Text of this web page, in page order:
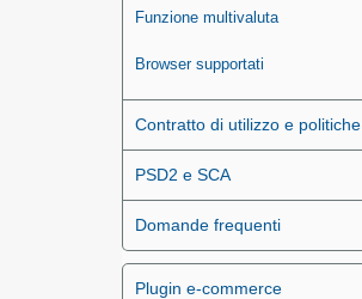
Funzione multivaluta
Browser supportati
Contratto di utilizzo e politiche
PSD2 e SCA
Domande frequenti
Plugin e-commerce